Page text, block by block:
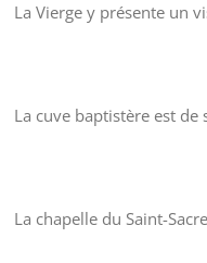
La Vierge y présente un
La cuve baptistère est
La chapelle du Saint-